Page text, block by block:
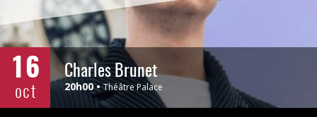
16
oct
Charles Brunet
20h00 Théâtre Palace